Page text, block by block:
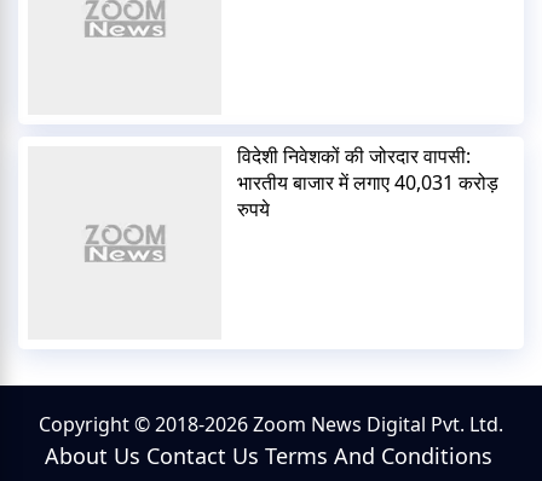
विदेशी निवेशकों की जोरदार वापसी:
भारतीय बाजार में लगाए 40,031 करोड़
रुपये
Copyright © 2018-2026 Zoom News Digital Pvt. Ltd.
About Us Contact Us Terms And Conditions